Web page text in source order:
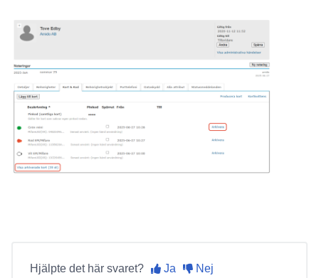
Hjälpte det här svaret? Ja Nej